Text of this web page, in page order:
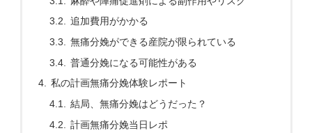
追加費用がかかる
無痛分娩ができる産院が限られている
普通分娩になる可能性がある
私の計画無痛分娩体験レポート
結局、無痛分娩はどうだった？
計画無痛分娩当日レポ